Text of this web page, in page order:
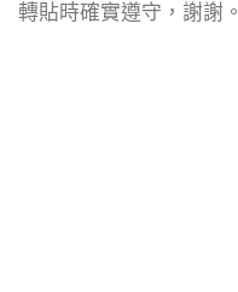
轉貼時確實遵守，謝謝。